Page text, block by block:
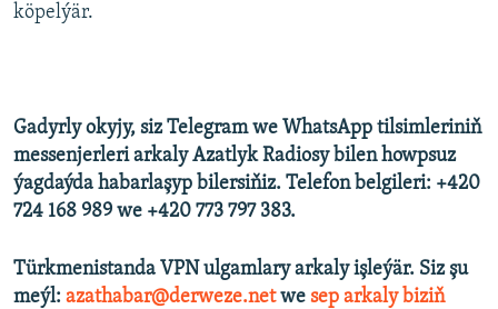
köpelýär.
Gadyrly okyjy, siz Telegram we WhatsApp tilsimleriniň
messenjerleri arkaly Azatlyk Radiosy bilen howpsuz
ýagdaýda habarlaşyp bilersiňiz. Telefon belgileri: +420
724 168 989 we +420 773 797 383.
Türkmenistanda VPN ulgamlary arkaly işleýär. Siz şu
meýl: azathabar@derweze.netwe sep arkaly biziň